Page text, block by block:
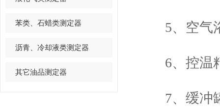
苯类、石蜡类测定器
沥青、冷却液类测定器
其它油品测定器
5、空气浴
6、控温
7、缓冲罐